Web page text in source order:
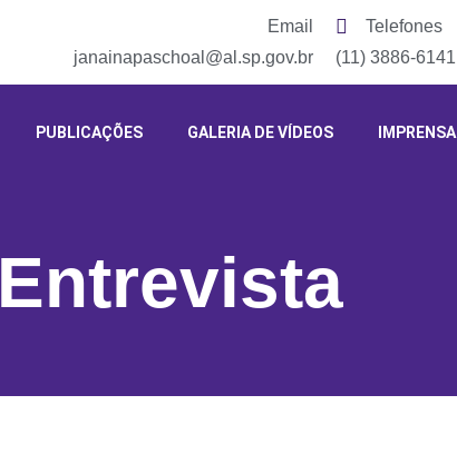
Email
janainapaschoal@al.sp.gov.br
Telefones
(11) 3886-6141
PUBLICAÇÕES GALERIA DE VÍDEOS IMPRENSA
Entrevista